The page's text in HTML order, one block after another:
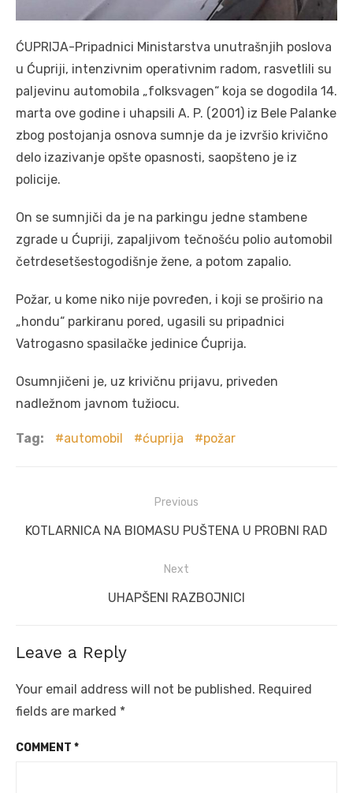
ĆUPRIJA-Pripadnici Ministarstva unutrašnjih poslova
u Ćupriji, intenzivnim operativnim radom, rasvetlili su
paljevinu automobila „folksvagen“ koja se dogodila 14.
marta ove godine i uhapsili A. P. (2001) iz Bele Palanke
zbog postojanja osnova sumnje da je izvršio krivično
delo izazivanje opšte opasnosti, saopšteno je iz
policije.
On se sumnjiči da je na parkingu jedne stambene
zgrade u Ćupriji, zapaljivom tečnošću polio automobil
četrdesetšestogodišnje žene, a potom zapalio.
Požar, u kome niko nije povređen, i koji se proširio na
„hondu“ parkiranu pored, ugasili su pripadnici
Vatrogasno spasilačke jedinice Ćuprija.
Osumnjičeni je, uz krivičnu prijavu, priveden
nadležnom javnom tužiocu.
Tag: automobil ćuprija požar
navigation
Previous
Previous
KOTLARNICA NA BIOMASU PUŠTENA U PROBNI RAD
Next
Next
UHAPŠENI RAZBOJNICI
Leave a Reply
Your email address will not be published. Required
fields are marked *
COMMENT *